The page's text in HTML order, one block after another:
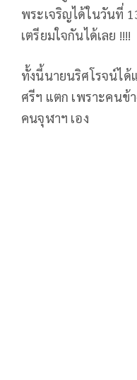
พระเจริญได้ในวันที่
เตรียมใจกันได้เลย !!!!
ทั้งนี้นายนริศโรจน์ได้
ศรีฯ แตก เพราะคนข้
คนจุฬาฯ เอง